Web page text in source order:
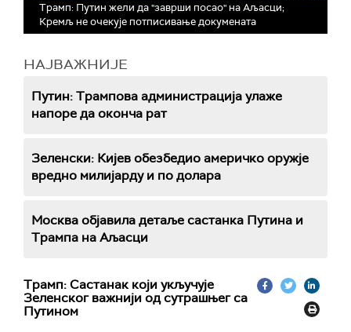
Трамп: Путин жели да "заврши посао" на Аљасци;
Кремљ не очекује потписивање докумената
НАЈВАЖНИЈЕ
Путин: Трампова администрација улаже
напоре да оконча рат
Зеленски: Кијев обезбедио америчко оружје
вредно милијарду и по долара
Москва објавила детаље састанка Путина и
Трампа на Аљасци
Трамп: Састанак који укључује
Зеленског важнији од сутрашњег са
Путином